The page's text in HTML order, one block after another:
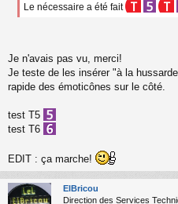
a
o
n
l
Le nécessaire a été fait
Je n'avais pas vu, merci!
Je teste de les insérer "à la
rapide des émoticônes sur le côté.
test T5
test T6
EDIT : ça marche!
ElBricou
Direction des Services